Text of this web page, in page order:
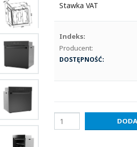
Stawka VAT
Indeks:
Producent:
DOSTĘPNOŚĆ: